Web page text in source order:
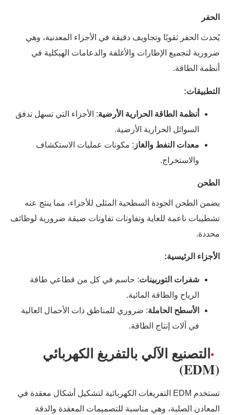
الحفر
يُحدث الحفر ثقوبًا وتجاويف دقيقة في الأجزاء المعدنية، وهي
ضرورية لتجميع الإطارات والأغلفة والدعامات الهيكلية في
أنظمة الطاقة.
التطبيقات:
أنظمة الطاقة الحرارية الأرضية: الأجزاء التي تسهل تدفق
السوائل الحرارية الأرضية.
معدات النفط والغاز: مكونات عمليات الاستكشاف
والاستخراج.
الطحن
يضمن الطحن الجودة السطحية المثلى للأجزاء، مما ينتج عنه
تشطيبات ناعمة للغاية وتفاوتات تفاوتات ضيقة ضرورية لوظائف
محددة.
الأجزاء الرئيسية:
شفرات التوربينات: حاسم في كل من قطاعي طاقة
الرياح والطاقة المائية.
الأسطح الحاملة: ضروري للمناطق ذات الأحمال العالية
في آلات إنتاج الطاقة.
التصنيع الآلي بالتفريغ الكهربائي
تستخدم EDM التفريغات الكهربائية لتشكيل أشكال معقدة في
المعادن الصلبة، وهي مناسبة للتصميمات المعقدة والدقة